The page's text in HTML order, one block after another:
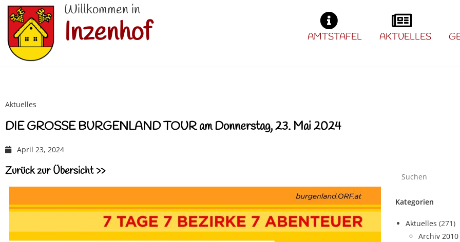
Willkommen in
Inzenhof AMTSTAFEL AKTUELLES
Aktuelles
DIE GROSSE BURGENLAND TOUR am Donnerstag, 23. Mai 2024
April 23, 2024
Zurück zur Übersicht >>
Kategorien
Aktuelles (271)
Archiv 2010